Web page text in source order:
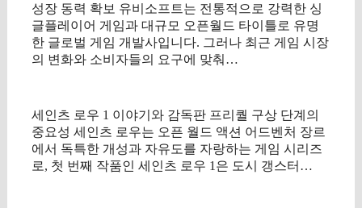
성장 동력 확보 유비소프트는 전통적으로 강력한 싱
글플레이어 게임과 대규모 오픈월드 타이틀로 유명
한 글로벌 게임 개발사입니다. 그러나 최근 게임 시장
의 변화와 소비자들의 요구에 맞춰…
세인츠 로우 1 이야기와 감독판 프리퀄 구상 단계의
중요성 세인츠 로우는 오픈 월드 액션 어드벤처 장르
에서 독특한 개성과 자유도를 자랑하는 게임 시리즈
로, 첫 번째 작품인 세인츠 로우 1은 도시 갱스터…